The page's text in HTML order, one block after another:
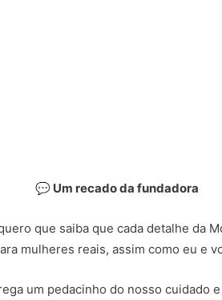
💬 Um recado da fundadora
que saiba que cada detalhe da
mulheres reais, assim como eu e
um pedacinho do nosso cuidado